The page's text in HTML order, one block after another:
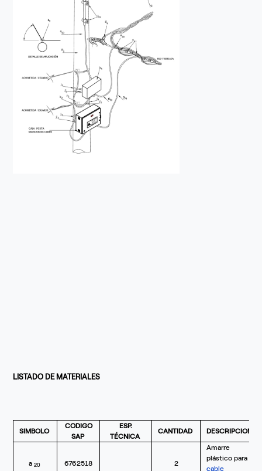
LISTADO DE MATERIALES
SIMBOLO
CODIGO
SAP
ESP.
TÉCNICA
CANTIDAD DESCRIPCION
a20 6762518 2
Amarre
plástico para
cable